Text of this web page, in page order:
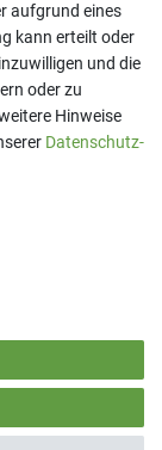
aufgrund eines
kann erteilt oder
und die
oder zu
Hinweise
Daten­schutz­